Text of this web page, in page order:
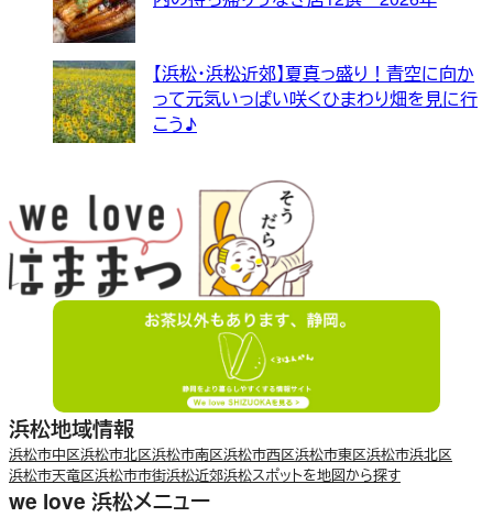
【浜松・浜松近郊】夏真っ盛り！青空に向か
って元気いっぱい咲くひまわり畑を見に行
こう♪
浜松地域情報
浜松市中区浜松市北区浜松市南区浜松市西区浜松市東区浜松市浜北区
浜松市天竜区浜松市市街浜松近郊浜松スポットを地図から探す
we love 浜松メニュー